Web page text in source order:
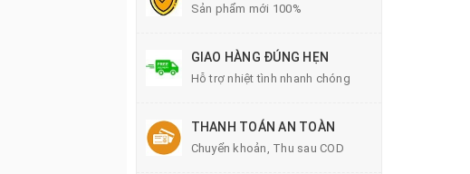
Sản phẩm mới 100%
GIAO HÀNG ĐÚNG HẸN
Hỗ trợ nhiệt tình nhanh chóng
THANH TOÁN AN TOÀN
Chuyển khoản, Thu sau COD